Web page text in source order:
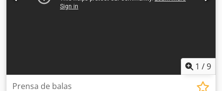
1 /9
Prensa de balas